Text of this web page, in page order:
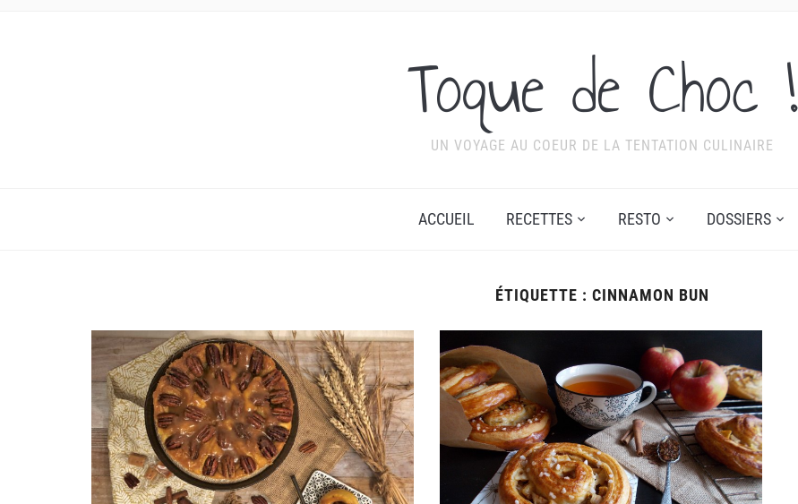
Toque de Choc !
UN VOYAGE AU COEUR DE LA TENTATION CULINAIRE
ACCUEIL RECETTES RESTO DOSSIERS
ÉTIQUETTE : CINNAMON BUN